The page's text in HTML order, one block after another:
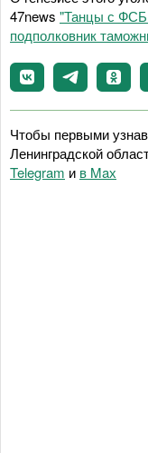
47news "Танцы с
подполковник
Чтобы первыми
Ленинградской
Telegram и в Maх